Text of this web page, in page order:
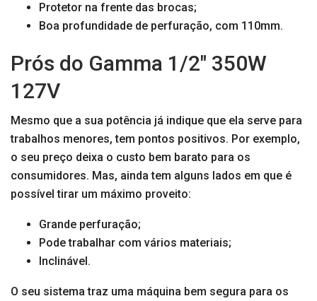
Protetor na frente das brocas;
Boa profundidade de perfuração, com 110mm.
Prós do Gamma 1/2″ 350W
127V
Mesmo que a sua potência já indique que ela serve para
trabalhos menores, tem pontos positivos. Por exemplo,
o seu preço deixa o custo bem barato para os
consumidores. Mas, ainda tem alguns lados em que é
possível tirar um máximo proveito:
Grande perfuração;
Pode trabalhar com vários materiais;
Inclinável.
O seu sistema traz uma máquina bem segura para os